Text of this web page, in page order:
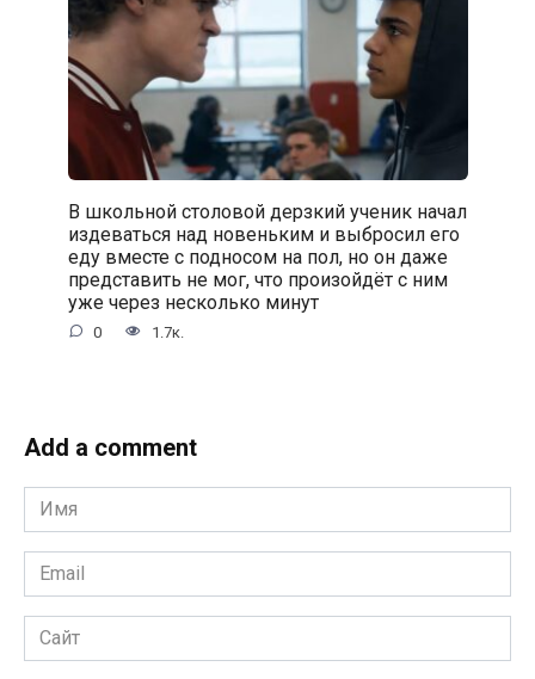
В школьной столовой дерзкий ученик начал
издеваться над новеньким и выбросил его
еду вместе с подносом на пол, но он даже
представить не мог, что произойдёт с ним
уже через несколько минут
0 1.7к.
Add a comment
Имя
*
Email
*
Сайт